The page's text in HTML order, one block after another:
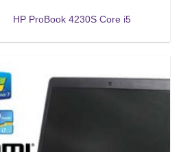
HP ProBook 4230S Core i5